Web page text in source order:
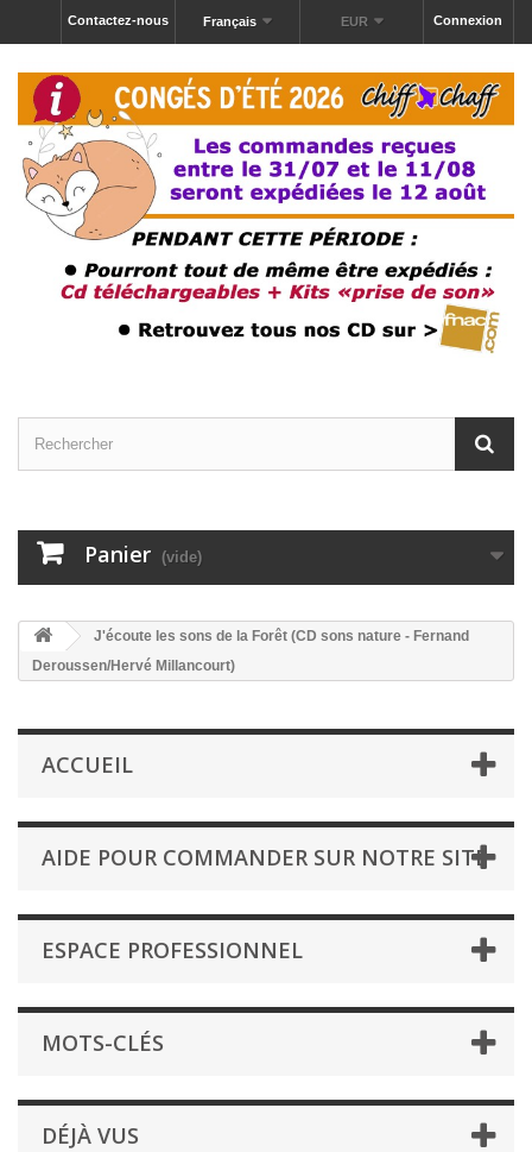
Connexion
EUR
Français
Contactez-nous
Panier (vide)
J'écoute les sons de la Forêt (CD sons nature - Fernand
Deroussen/Hervé Millancourt)
ACCUEIL
AIDE POUR COMMANDER SUR NOTRE SITE
ESPACE PROFESSIONNEL
MOTS-CLÉS
DÉJÀ VUS